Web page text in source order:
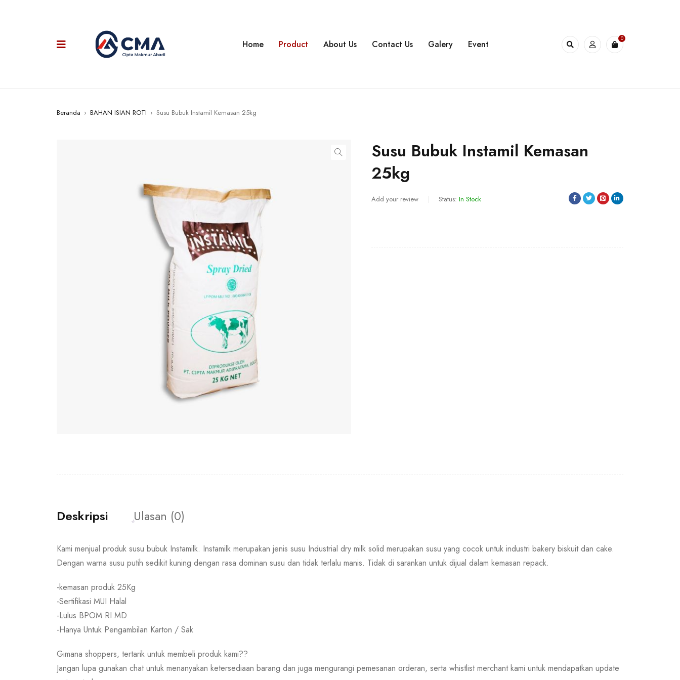
Home Product About Us Contact Us Galery Event
0
Beranda › BAHAN ISIAN ROTI › Susu Bubuk Instamil Kemasan 25kg
Susu Bubuk Instamil Kemasan
25kg
Add your review Status: In Stock
Deskripsi Ulasan (0)
Kami menjual produk susu bubuk Instamilk. Instamilk merupakan jenis susu Industrial dry milk solid merupakan susu yang cocok untuk industri bakery biskuit dan cake.
Dengan warna susu putih sedikit kuning dengan rasa dominan susu dan tidak terlalu manis. Tidak di sarankan untuk dijual dalam kemasan repack.
-kemasan produk 25Kg
-Sertifikasi MUI Halal
-Lulus BPOM RI MD
-Hanya Untuk Pengambilan Karton / Sak
Gimana shoppers, tertarik untuk membeli produk kami??
Jangan lupa gunakan chat untuk menanyakan ketersediaan barang dan juga mengurangi pemesanan orderan, serta whistlist merchant kami untuk mendapatkan update